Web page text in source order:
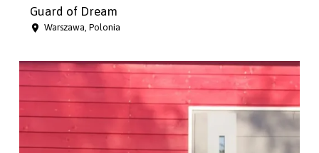
Guard of Dream
Warszawa, Polonia